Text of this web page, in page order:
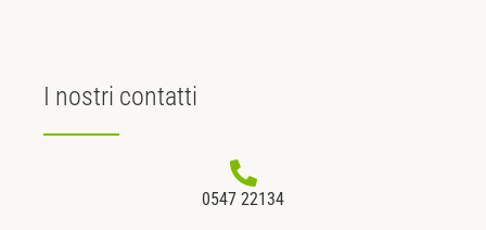
I nostri contatti
0547 22134